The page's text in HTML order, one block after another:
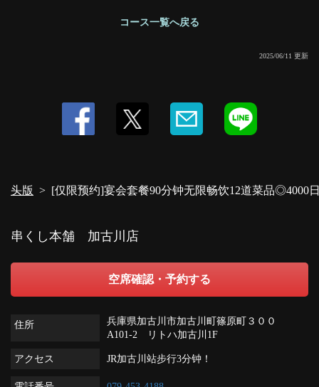
コース一覧へ戻る
2025/06/11 更新
头版 [仅限预约]宴会套餐90分钟无限畅饮12道菜品◎4000
串くし本舗 加古川店
空席確認・予約する
住所
兵庫県加古川市加古川町篠原町３００
A101-2 リトハ加古川1F
アクセス JR加古川站步行3分钟！